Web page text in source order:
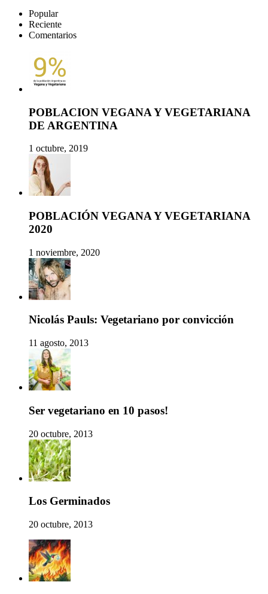
Popular
Reciente
Comentarios
POBLACION VEGANA Y VEGETARIANA
DE ARGENTINA
1 octubre, 2019
POBLACIÓN VEGANA Y VEGETARIANA
2020
1 noviembre, 2020
Nicolás Pauls: Vegetariano por convicción
11 agosto, 2013
Ser vegetariano en 10 pasos!
20 octubre, 2013
Los Germinados
20 octubre, 2013